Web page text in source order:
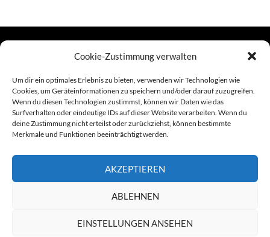
Cookie-Zustimmung verwalten
Um dir ein optimales Erlebnis zu bieten, verwenden wir Technologien wie
Cookies, um Geräteinformationen zu speichern und/oder darauf zuzugreifen.
Wenn du diesen Technologien zustimmst, können wir Daten wie das
Surfverhalten oder eindeutige IDs auf dieser Website verarbeiten. Wenn du
deine Zustimmung nicht erteilst oder zurückziehst, können bestimmte
Merkmale und Funktionen beeinträchtigt werden.
AKZEPTIEREN
ABLEHNEN
EINSTELLUNGEN ANSEHEN
Links
Amiga (alt in Seite)
Amiga-News
Foto-Spaziergänge (Mainzauber)